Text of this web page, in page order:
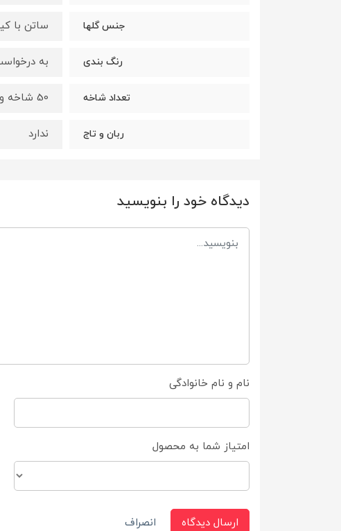
جنس گلها ساتن با
رنگ بندی به
تعداد شاخه 50 شاخه و قابل تغییر میباشد
ربان و تاج ندارد
دیدگاه خود را بنویسید
نام و نام خانوادگی
امتیاز شما به محصول
ارسال دیدگاه انصراف